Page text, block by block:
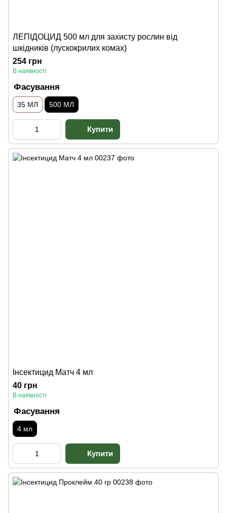
ЛЕПІДОЦИД 500 мл для захисту рослин від
шкідників (лускокрилих комах)
254 грн
В наявності
Фасування
35 МЛ 500 МЛ
Інсектицид Матч 4 мл
40 грн
В наявності
Фасування
4 мл